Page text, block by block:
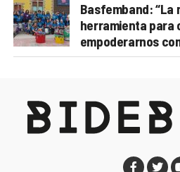
Basfemband: “La
herramienta para
empoderarnos